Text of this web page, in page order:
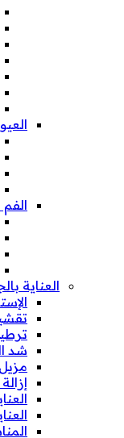
الفم
العناية
شد